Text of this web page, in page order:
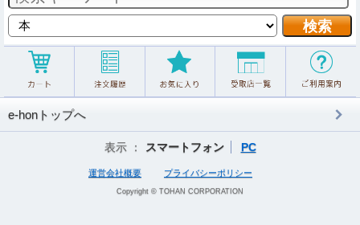
e-honトップへ
表示 ： スマートフォン PC
運営会社概要 プライバシーポリシー
Copyright © TOHAN CORPORATION